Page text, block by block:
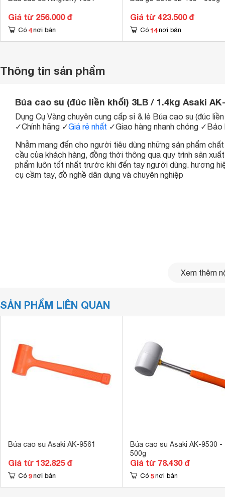
Giá từ 256.000 đ
Có 4 nơi bán
Giá từ 423.500 đ
Có 14 nơi bán
Thông tin sản phẩm
Búa cao su (đúc liền khối) 3LB / 1.4kg Asaki
Dụng Cụ Vàng chuyên cung cấp sỉ & lẻ Búa cao su (đúc
✓Chính hãng ✓Giá rẻ nhất ✓Giao hàng nhanh chóng ✓Bảo
Nhằm mang đến cho người tiêu dùng những sản phẩm
cầu của khách hàng, đồng thời thông qua quy trình sản
phẩm luôn tốt nhất trước khi đến tay người dùng. hương
cụ cầm tay, đồ nghề dân dụng và chuyên nghiệp
Xem thêm
SẢN PHẨM LIÊN QUAN
Búa cao su Asaki AK-9561
Giá từ 132.825 đ
Có 9 nơi bán
Búa cao su Asaki AK-9530 -
500g
Giá từ 78.430 đ
Có 5 nơi bán